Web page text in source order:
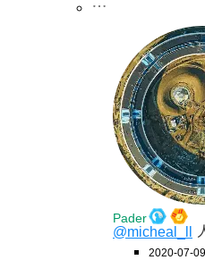
Pader
@micheal_ll
2020-07-